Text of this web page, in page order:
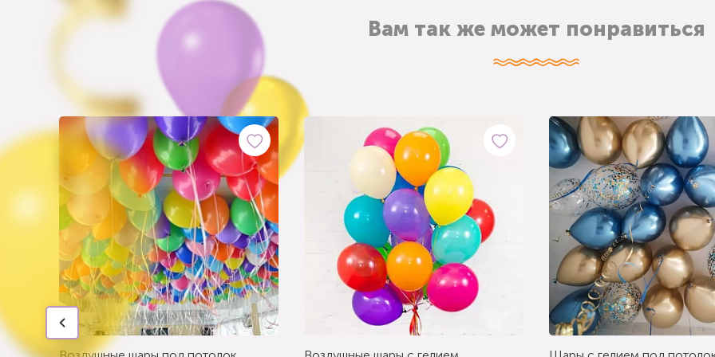
Вам так же может понравиться